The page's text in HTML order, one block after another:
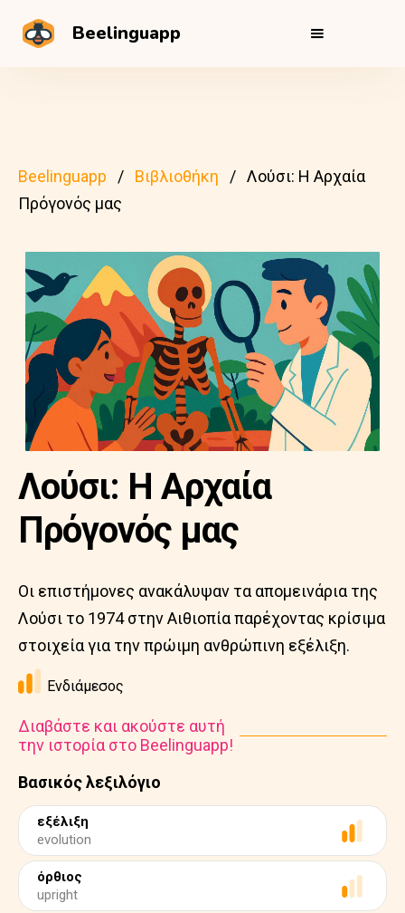
Beelinguapp
Beelinguapp Βιβλιοθήκη
Λούσι: Η Αρχαία
Πρόγονός μας
Βασικός λεξιλόγιο
εξέλιξη
evolution
όρθιος
upright
Λούσι: Η Αρχαία
Πρόγονός μας
Οι επιστήμονες ανακάλυψαν τα απομεινάρια της
Λούσι το 1974 στην Αιθιοπία παρέχοντας κρίσιμα
στοιχεία για την πρώιμη ανθρώπινη εξέλιξη.
Ενδιάμεσος
Διαβάστε και ακούστε αυτή
την ιστορία στο Beelinguapp!